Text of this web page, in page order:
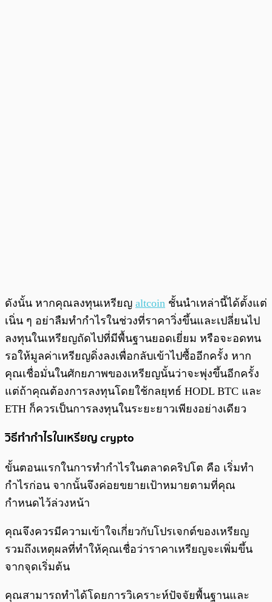
ดังนั้น หากคุณลงทุนเหรียญ altcoin ชั้นนำเหล่านี้ได้ตั้งแต่
เนิ่น ๆ อย่าลืมทำกำไรในช่วงที่ราคาวิ่งขึ้นและเปลี่ยนไป
ลงทุนในเหรียญถัดไปที่มีพื้นฐานยอดเยี่ยม หรือจะอดทน
รอให้มูลค่าเหรียญดิ่งลงเพื่อกลับเข้าไปซื้ออีกครั้ง หาก
คุณเชื่อมั่นในศักยภาพของเหรียญนั้นว่าจะพุ่งขึ้นอีกครั้ง
แต่ถ้าคุณต้องการลงทุนโดยใช้กลยุทธ์ HODL BTC และ
ETH ก็ควรเป็นการลงทุนในระยะยาวเพียงอย่างเดียว
วิธีทำกำไรในเหรียญ crypto
ขั้นตอนแรกในการทำกำไรในตลาดคริปโต คือ เริ่มทำ
กำไรก่อน จากนั้นจึงค่อยขยายเป้าหมายตามที่คุณ
กำหนดไว้ล่วงหน้า
คุณจึงควรมีความเข้าใจเกี่ยวกับโปรเจกต์ของเหรียญ
รวมถึงเหตุผลที่ทำให้คุณเชื่อว่าราคาเหรียญจะเพิ่มขึ้น
จากจุดเริ่มต้น
คุณสามารถทำได้โดยการวิเคราะห์ปัจจัยพื้นฐานและ